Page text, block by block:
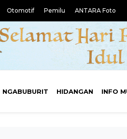
Otomotif Pemilu ANTARA Foto
NGABUBURIT HIDANGAN INFO